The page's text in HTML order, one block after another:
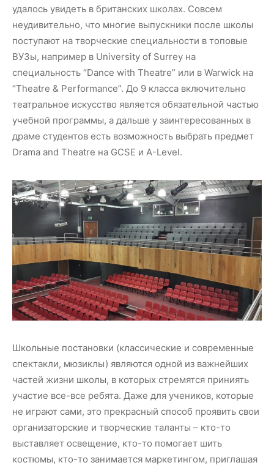
удалось увидеть в британских школах. Совсем
неудивительно, что многие выпускники после школы
поступают на творческие специальности в топовые
ВУЗы, например в University of Surrey на
специальность “Dance with Theatre” или в Warwick на
“Theatre & Performance”. До 9 класса включительно
театральное искусство является обязательной частью
учебной программы, а дальше у заинтересованных в
драме студентов есть возможность выбрать предмет
Drama and Theatre на GCSE и A-Level.
Школьные постановки (классические и современные
спектакли, мюзиклы) являются одной из важнейших
частей жизни школы, в которых стремятся приниять
участие все-все ребята. Даже для учеников, которые
не играют сами, это прекрасный способ проявить свои
организаторские и творческие таланты – кто-то
выставляет освещение, кто-то помогает шить
костюмы, кто-то занимается маркетингом, приглашая